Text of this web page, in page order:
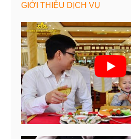
GIỚI THIỆU DỊCH VỤ